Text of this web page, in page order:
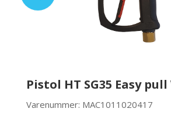
Pistol HT SG35 Easy
Varenummer: MAC1011020417